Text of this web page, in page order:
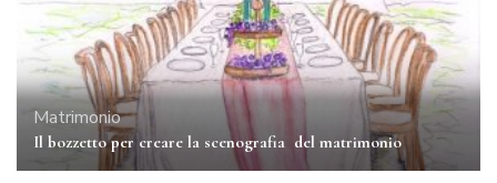
Matrimonio
Il bozzetto per creare la scenografia del matrimonio